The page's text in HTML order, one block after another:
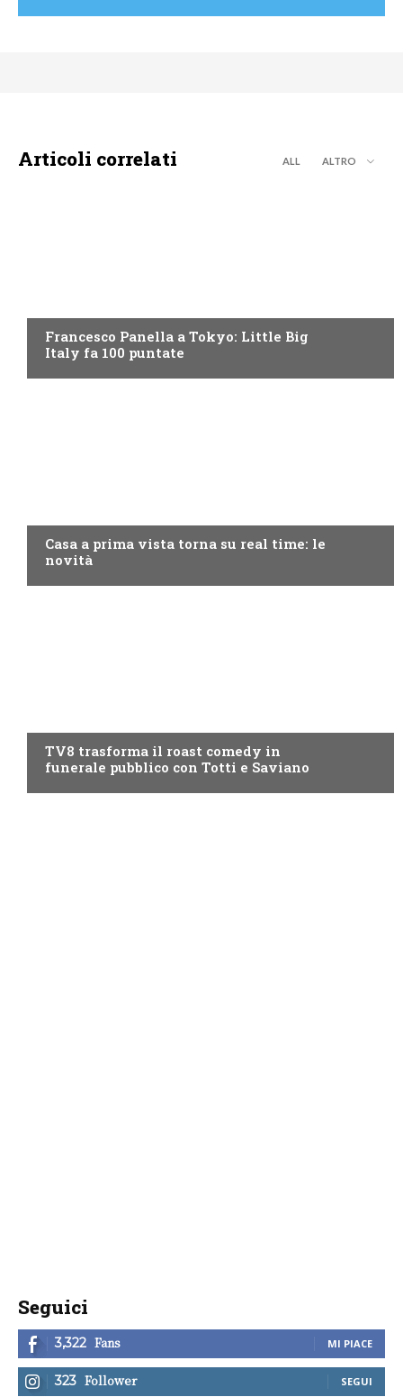
Articoli correlati ALL ALTRO
Francesco Panella a Tokyo: Little Big
Italy fa 100 puntate
Casa a prima vista torna su real time: le
novità
TV8 trasforma il roast comedy in
funerale pubblico con Totti e Saviano
Seguici
3,322 Fans MI PIACE
323 Follower SEGUI